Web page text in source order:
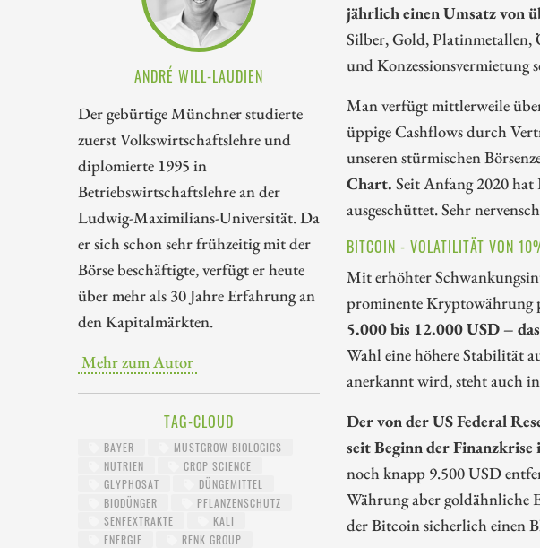
ANDRÉ WILL-LAUDIEN
Der gebürtige Münchner studierte
zuerst Volkswirtschaftslehre und
diplomierte 1995 in
Betriebswirtschaftslehre an der
Ludwig-Maximilians-Universität. Da
er sich schon sehr frühzeitig mit der
Börse beschäftigte, verfügt er heute
über mehr als 30 Jahre Erfahrung an
den Kapitalmärkten.
Mehr zum Autor
TAG-CLOUD
BAYER
MUSTGROW BIOLOGICS
NUTRIEN
CROP SCIENCE
GLYPHOSAT
DÜNGEMITTEL
BIODÜNGER
PFLANZENSCHUTZ
SENFEXTRAKTE
KALI
ENERGIE
RENK GROUP
jährlich einen Umsatz von
Silber, Gold, Platinmetallen,
und Konzessionsvermietung
Man verfügt mittlerweile
üppige Cashflows durch
unseren stürmischen
Chart. Seit Anfang 2020 hat
ausgeschüttet. Sehr
BITCOIN - VOLATILITÄT VON
Mit erhöhter
prominente Kryptowährung
5.000 bis 12.000 USD –
Wahl eine höhere Stabilität
anerkannt wird, steht auch
Der von der US Federal
seit Beginn der
noch knapp 9.500 USD
Währung aber goldähnliche
der Bitcoin sicherlich einen